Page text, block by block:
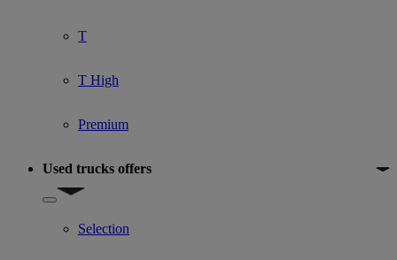
T
T High
Premium
Used trucks offers
Show submenu for Used trucks offers
Selection